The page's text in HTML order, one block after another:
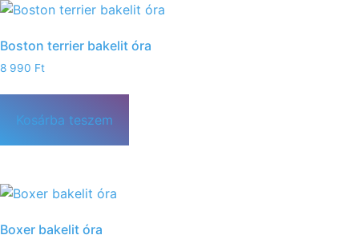
Boston terrier bakelit óra
8 990 Ft
Kosárba teszem
Boxer bakelit óra